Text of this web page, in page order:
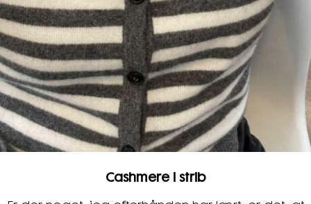
Cashmere i strib